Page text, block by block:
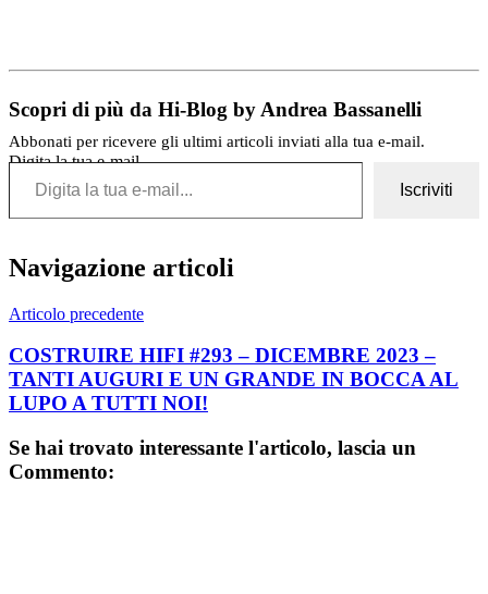
Scopri di più da Hi-Blog by Andrea Bassanelli
Abbonati per ricevere gli ultimi articoli inviati alla tua e-mail.
Digita la tua e-mail...
Iscriviti
Navigazione articoli
Articolo precedente
COSTRUIRE HIFI #293 – DICEMBRE 2023 –
TANTI AUGURI E UN GRANDE IN BOCCA AL
LUPO A TUTTI NOI!
Se hai trovato interessante l'articolo, lascia un
Commento: